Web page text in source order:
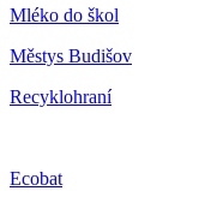
Mléko do škol
Městys Budišov
Recyklohraní
Ecobat